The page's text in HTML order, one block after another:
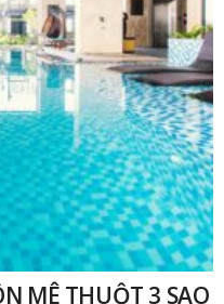
MÊ THUỘT 3 SAO